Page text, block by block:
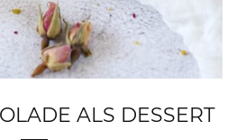
ALS DESSERT